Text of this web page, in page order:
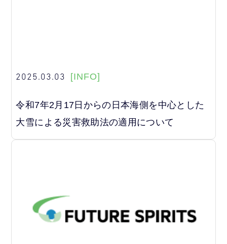
2025.03.03 [INFO]
令和7年2月17日からの日本海側を中心とした
大雪による災害救助法の適用について